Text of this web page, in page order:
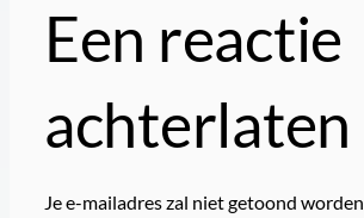
Een reactie
achterlaten
Je e-mailadres zal niet getoond worden.